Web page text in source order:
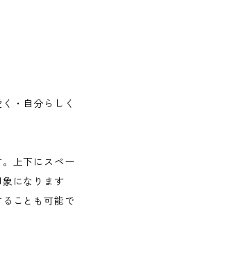
・自分らしく
上下にスペー
になります
ことも可能で